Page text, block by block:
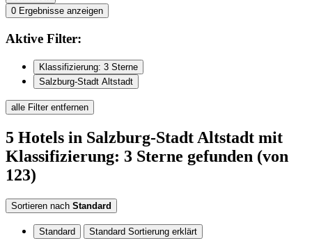
0 Ergebnisse anzeigen
Aktive Filter:
Klassifizierung: 3 Sterne
Salzburg-Stadt Altstadt
alle Filter entfernen
5 Hotels in Salzburg-Stadt Altstadt mit
Klassifizierung: 3 Sterne gefunden (von
123)
Sortieren nach Standard
Standard Standard Sortierung erklärt